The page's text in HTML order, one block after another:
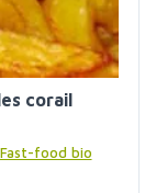
corail
Fast-food bio